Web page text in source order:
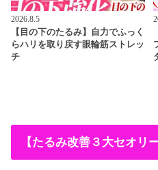
2026.8.5
【目の下のたるみ】自力でふっく
らハリを取り戻す眼輪筋ストレッ
チ
【たるみ改善３大セオリー